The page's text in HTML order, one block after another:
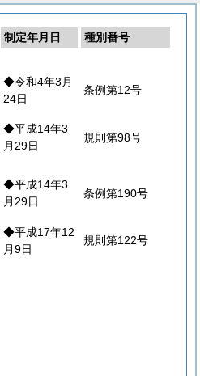
制定年月日
種別番号
◆令和4年3月
24日
条例第12号
◆平成14年3
月29日
規則第98号
◆平成14年3
月29日
条例第190号
◆平成17年12
月9日
規則第122号